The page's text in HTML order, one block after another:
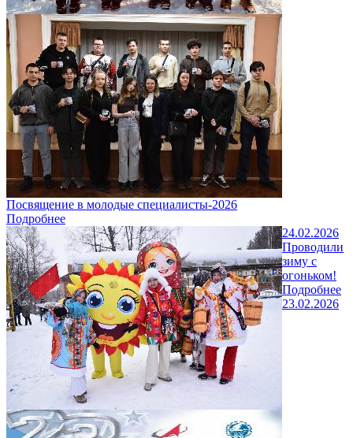
Посвящение в молодые специалисты-2026
Подробнее
24.02.2026
Проводили
зиму с
огоньком!
Подробнее
23.02.2026